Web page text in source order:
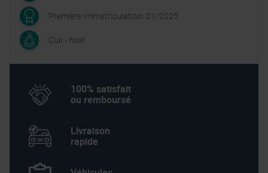
Première Immatriculation: 01/2025
Cuir - Noir
100% satisfait
ou remboursé
Livraison
rapide